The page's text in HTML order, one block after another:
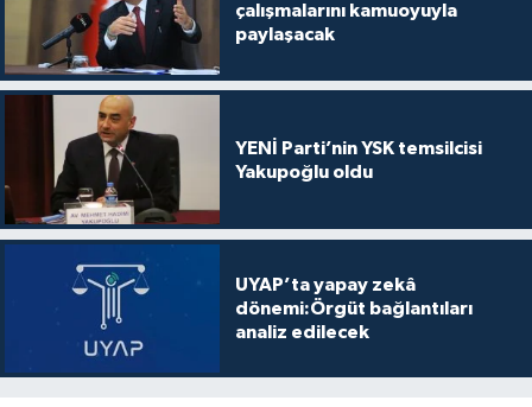
çalışmalarını kamuoyuyla
paylaşacak
YENİ Parti’nin YSK temsilcisi
Yakupoğlu oldu
UYAP’ta yapay zekâ
dönemi:Örgüt bağlantıları
analiz edilecek